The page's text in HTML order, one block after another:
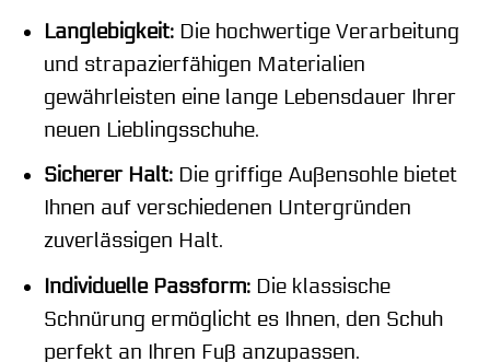
Langlebigkeit:Die hochwertige Verarbeitung
und strapazierfähigen Materialien
gewährleisten eine lange Lebensdauer Ihrer
neuen Lieblingsschuhe.
Sicherer Halt:Die griffige Außensohle bietet
Ihnen auf verschiedenen Untergründen
zuverlässigen Halt.
Individuelle Passform:Die klassische
Schnürung ermöglicht es Ihnen, den Schuh
perfekt an Ihren Fuß anzupassen.